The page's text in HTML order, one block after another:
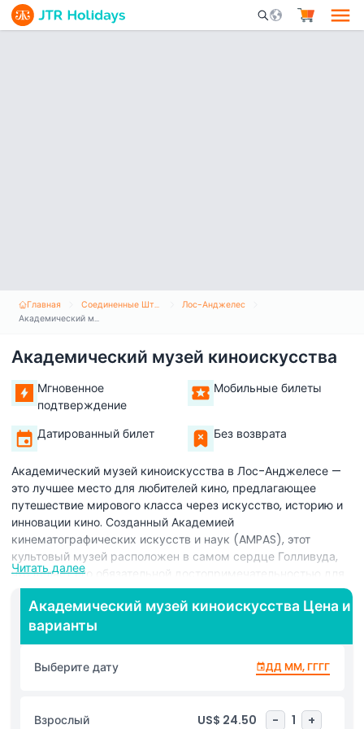
Mobile Search
Главная Соединенные Штаты Америки
Лос-Анджелес
Академический музей киноискусства
Академический музей киноискусства
Мгновенное
подтверждение
Мобильные билеты
Датированный билет Без возврата
Академический музей киноискусства в Лос-Анджелесе —
это лучшее место для любителей кино, предлагающее
путешествие мирового класса через искусство, историю и
инновации кино. Созданный Академией
кинематографических искусств и наук (AMPAS), этот
культовый музей расположен в самом сердце Голливуда,
что делает его обязательной достопримечательностью для
всех, кто увлечен магией кино. С вашим билетом в
Академический музей киноискусства вы получаете доступ
к захватывающим и интерактивным экспонатам, которые
исследуют каждый аспект кинопроизводства — от
сценарного мастерства и режиссуры до визуальных
эффектов и дизайна костюмов. Войдите внутрь и откройте
сокровищ, включая оригинальные кинопленки, культовые
Читать далее
Академический музей киноискусства Цена и
варианты
Выберите дату ДД ММ, ГГГГ
Взрослый US$ 24.50 - 1 +